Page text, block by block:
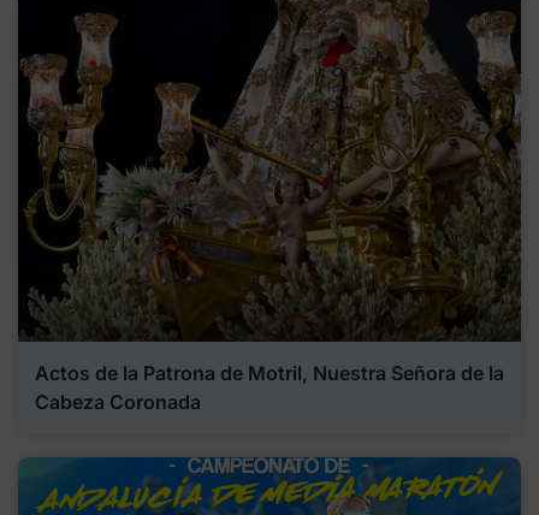
Actos de la Patrona de Motril, Nuestra Señora de la
Cabeza Coronada